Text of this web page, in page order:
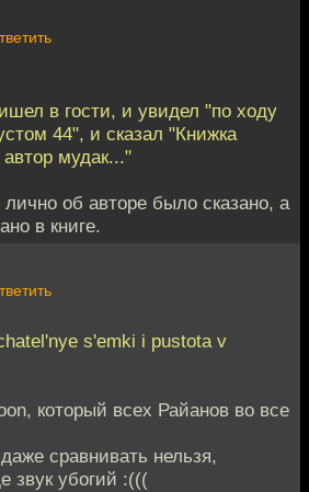
в гости, и увидел "по ходу
44", и сказал "Книжка
автор мудак..."
об авторе было сказано, а
в книге.
s'emki i pustota v
который всех Райанов во все
сравнивать нельзя,
звук убогий :(((